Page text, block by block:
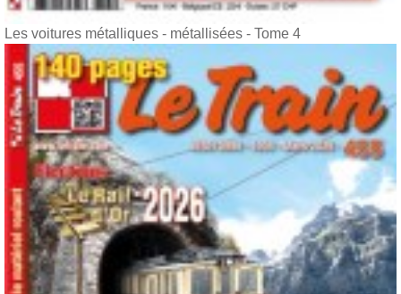
Les voitures métalliques - métallisées - Tome 4